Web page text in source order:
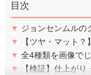
目次
▼ ジョンセンムルの
▼
【ツヤ・マット
▼ 全4種類を画像で
▼
【検証】仕上が